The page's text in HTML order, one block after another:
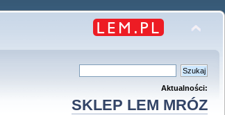
Aktualności:
SKLEP LEM MRÓZ